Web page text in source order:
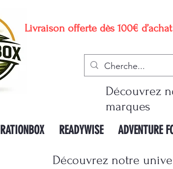
Découvrez
marques
Livraison offerte dès 100€
RATIONBOX READYWISE ADVENTURE
Découvrez notre